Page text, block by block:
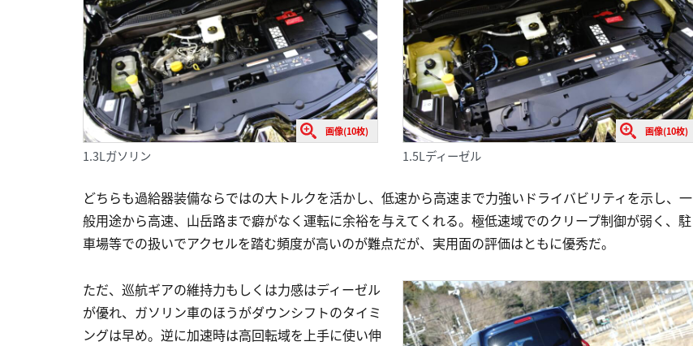
画像(10枚)
1.3Lガソリン
画像(10枚)
1.5Lディーゼル
どちらも過給器装備ならではの大トルクを活かし、低速から高速まで力強いドライバビリティを示し、一
般用途から高速、山岳路まで癖がなく運転に余裕を与えてくれる。極低速域でのクリープ制御が弱く、駐
車場等での扱いでアクセルを踏む頻度が高いのが難点だが、実用面の評価はともに優秀だ。
ただ、巡航ギアの維持力もしくは力感はディーゼル
が優れ、ガソリン車のほうがダウンシフトのタイミ
ングは早め。逆に加速時は高回転域を上手に使い伸